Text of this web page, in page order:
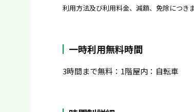
利用方法及び利用料金、減額、免除につき
一時利用無料時間
3時間まで無料：1階屋内：自転車